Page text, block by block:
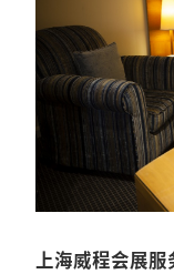
上海威程会展服